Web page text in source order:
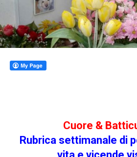
Cuore &
Rubrica settimanale di